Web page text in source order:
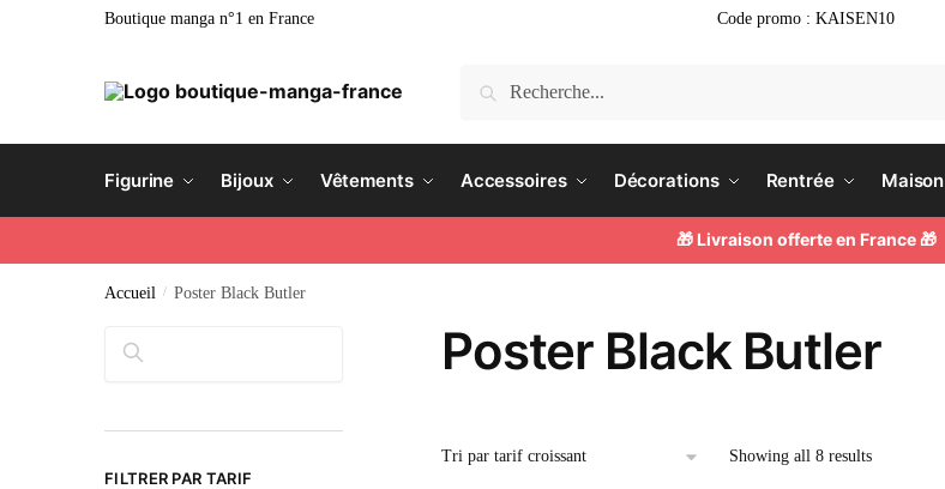
Boutique manga n°1 en France Code promo : KAISEN10
Recherche
Figurine Bijoux Vêtements Accessoires Décorations Rentrée Maison
🎁 Livraison offerte en France 🎁
Accueil / Poster Black Butler
Poster Black Butler
Showing all 8 results
Rechercher
FILTRER PAR TARIF